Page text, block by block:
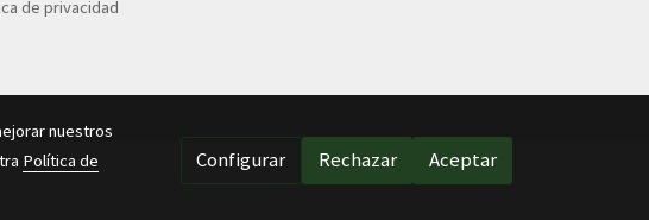
de privacidad
nuestros
Política de
Configurar Rechazar Aceptar